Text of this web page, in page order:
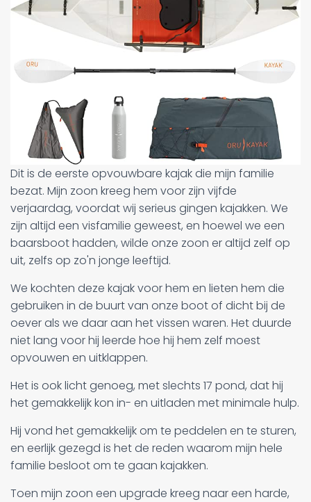
Dit is de eerste opvouwbare kajak die mijn familie
bezat. Mijn zoon kreeg hem voor zijn vijfde
verjaardag, voordat wij serieus gingen kajakken. We
zijn altijd een visfamilie geweest, en hoewel we een
baarsboot hadden, wilde onze zoon er altijd zelf op
uit, zelfs op zo'n jonge leeftijd.
We kochten deze kajak voor hem en lieten hem die
gebruiken in de buurt van onze boot of dicht bij de
oever als we daar aan het vissen waren. Het duurde
niet lang voor hij leerde hoe hij hem zelf moest
opvouwen en uitklappen.
Het is ook licht genoeg, met slechts 17 pond, dat hij
het gemakkelijk kon in- en uitladen met minimale hulp.
Hij vond het gemakkelijk om te peddelen en te sturen,
en eerlijk gezegd is het de reden waarom mijn hele
familie besloot om te gaan kajakken.
Toen mijn zoon een upgrade kreeg naar een harde,